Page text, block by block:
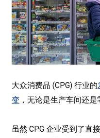
大众消费品 (CPG) 行业的
变 ，无论是生产车间还是
虽然 CPG 企业受到了直